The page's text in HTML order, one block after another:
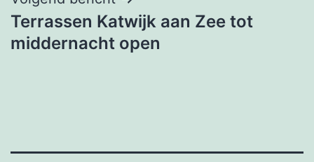
Terrassen Katwijk aan Zee tot
middernacht open